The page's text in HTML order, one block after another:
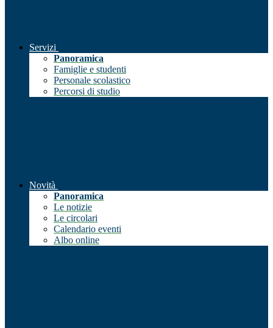
Servizi
Panoramica
Famiglie e studenti
Personale scolastico
Percorsi di studio
Novità
Panoramica
Le notizie
Le circolari
Calendario eventi
Albo online